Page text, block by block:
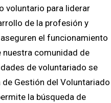
voluntario para liderar
de la profesión y
el funcionamiento
comunidad de
de voluntariado se
Gestión del Voluntariado
la búsqueda de